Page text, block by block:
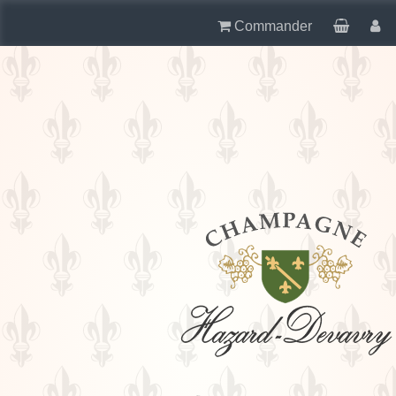
Commander